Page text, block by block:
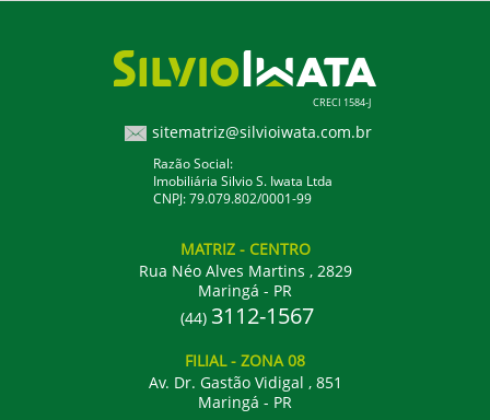
CRECI 1584-J
sitematriz@silvioiwata.com.br
Razão Social:
Imobiliária Silvio S. Iwata Ltda
CNPJ: 79.079.802/0001-99
MATRIZ - CENTRO
Rua Néo Alves Martins , 2829
Maringá - PR
(44) 3112-1567
FILIAL- ZONA 08
Av. Dr. Gastão Vidigal , 851
Maringá - PR